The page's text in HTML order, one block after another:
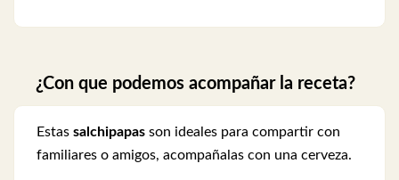
¿Con que podemos acompañar la receta?
Estas salchipapas son ideales para compartir con
familiares o amigos, acompañalas con una cerveza.